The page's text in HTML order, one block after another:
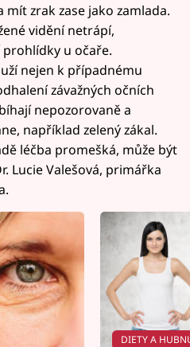
zrak zase jako zamlada.
vidění netrápí,
u očaře.
nejen k případnému
závažných očních
nepozorovaně a
například zelený zákal.
léčba promešká, může být
Lucie Valešová, primářka
DIETY A